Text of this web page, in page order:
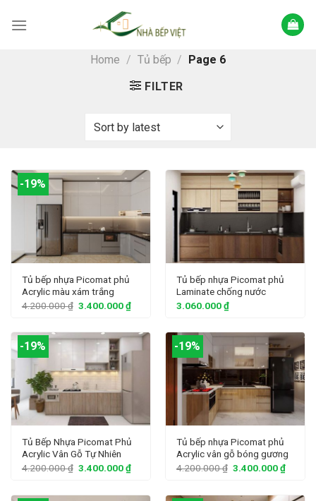
Home / Tủ bếp / Page 6
FILTER
-19%
Tủ bếp nhựa Picomat phủ
Acrylic màu xám trắng
4.200.000₫ 3.400.000₫
Tủ bếp nhựa Picomat phủ
Laminate chống nước
3.060.000₫
-19%
Tủ Bếp Nhựa Picomat Phủ
Acrylic Vân Gỗ Tự Nhiên
4.200.000₫ 3.400.000₫
-19%
Tủ bếp nhựa Picomat phủ
Acrylic vân gỗ bóng gương
4.200.000₫ 3.400.000₫